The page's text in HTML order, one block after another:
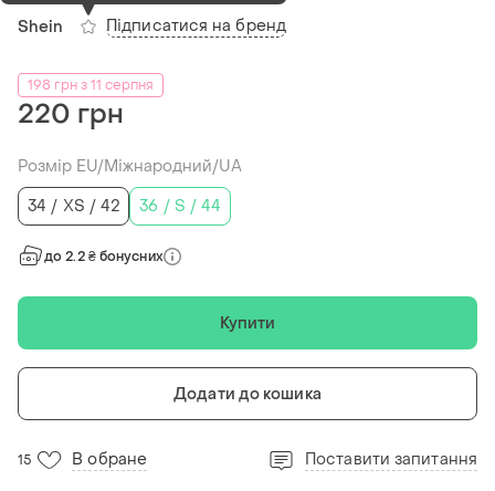
Shein Підписатися на бренд
198 грн з 11 серпня
220 грн
Розмір EU/Міжнародний/UA
34 / XS / 42
36 / S / 44
до 2.2 ₴ бонусних
Купити
Додати до кошика
15 В обране Поставити запитання